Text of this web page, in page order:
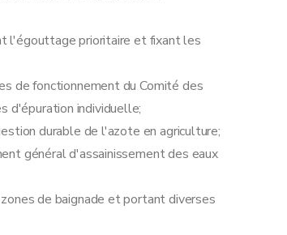
l'égouttage prioritaire et fixant les
de fonctionnement du Comité des
d'épuration individuelle;
durable de l'azote en agriculture;
général d'assainissement des eaux
de baignade et portant diverses